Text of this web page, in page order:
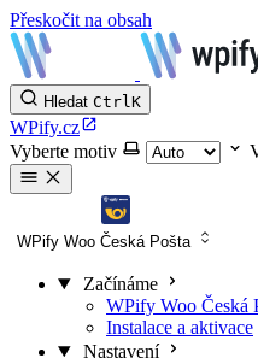
Přeskočit na obsah
Hledat CtrlK
WPify.cz
Vyberte motiv
WPify Woo Česká Pošta
Začínáme
WPify Woo Česká
Instalace a aktivace
Nastavení